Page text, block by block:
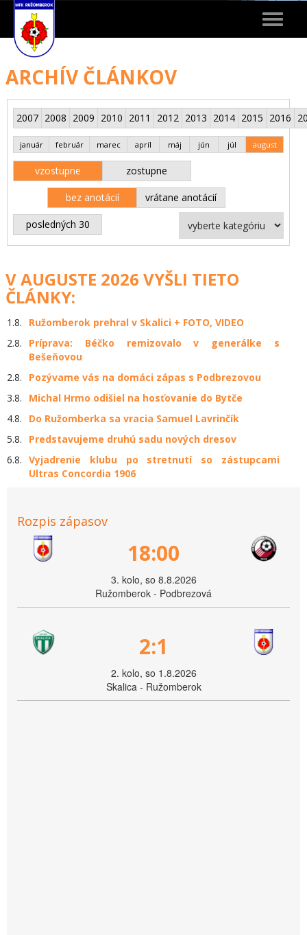
Toggle
ARCHÍV ČLÁNKOV
2007 2008 2009 2010 2011 2012 2013 2014 2015 2016
január február marec apríl máj jún júl august
vzostupne zostupne
bez anotácií vrátane anotácií
posledných 30
V AUGUSTE 2026 VYŠLI TIETO
ČLÁNKY:
1.8.
Ružomberok prehral v Skalici + FOTO, VIDEO
2.8.
Príprava: Béčko remizovalo v generálke s
Bešeňovou
2.8.
Pozývame vás na domáci zápas s Podbrezovou
3.8.
Michal Hrmo odišiel na hosťovanie do Bytče
4.8.
Do Ružomberka sa vracia Samuel Lavrinčík
5.8.
Predstavujeme druhú sadu nových dresov
6.8. Vyjadrenie klubu po stretnutí so zástupcami
Ultras Concordia 1906
Rozpis zápasov
18:00
3. kolo, so 8.8.2026
Ružomberok - Podbrezová
2:1
2. kolo, so 1.8.2026
Skalica - Ružomberok